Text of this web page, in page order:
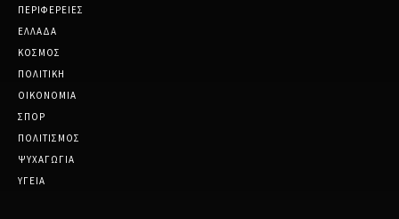
ΠΕΡΙΦΕΡΕΙΕΣ
ΕΛΛΑΔΑ
ΚΟΣΜΟΣ
ΠΟΛΙΤΙΚΗ
ΟΙΚΟΝΟΜΙΑ
ΣΠΟΡ
ΠΟΛΙΤΙΣΜΟΣ
ΨΥΧΑΓΩΓΙΑ
ΥΓΕΙΑ